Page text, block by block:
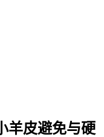
羊皮避免与硬